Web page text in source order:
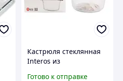
Кастрюля стеклянная
Interos из
Готово к отправке